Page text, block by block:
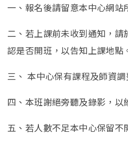
一、報名後請留意本中心網站
二、若上課前未收到通知，請
認是否開班，以告知上課地點
三、 本中心保有課程及師資調
四、本班謝絕旁聽及錄影，以
五、若人數不足本中心保留不